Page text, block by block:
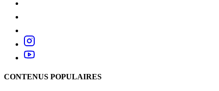
CONTENUS POPULAIRES